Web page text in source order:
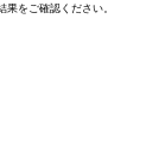
をご確認ください。